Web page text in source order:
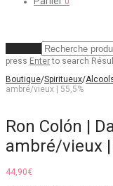
press Enterto search
Boutique/Spiritueux/
ambré/vieux | 55,5%
Ron Colón |
ambré/vieux |
44,90€